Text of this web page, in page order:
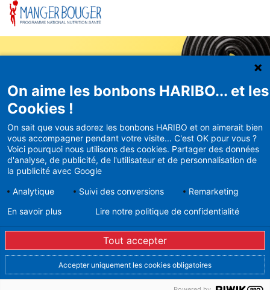
Newsletter
HARIBO
Recevez en avant-première nos
bons plans et actualités
En vous inscrivant à la newsletter, vous acceptez de
recevoir des mails d’Haribo sur son actualité. Pour plus
d’informations sur la gestion de vos données
personnelles et pour exercer vos droits, merci de
consulter notrePolitique de Protection des Données
Vous pouvez à tout moment vous désinscrire dans la
On aime les bonbons HARIBO... et les
Cookies !
On sait que vous adorez les bonbons HARIBO et on aimerait bien
vous accompagner pendant votre visite... C'est OK pour vous ?
Voici pourquoi nous utilisons des cookies. Partager des données
d'analyse, de publicité, de l'utilisateur et de personnalisation de
la publicité avec Google
Analytique
Suivi des conversions Remarketing
Tout accepter
Accepter uniquement les cookies obligatoires
En savoir plus Lire notre politique de confidentialité